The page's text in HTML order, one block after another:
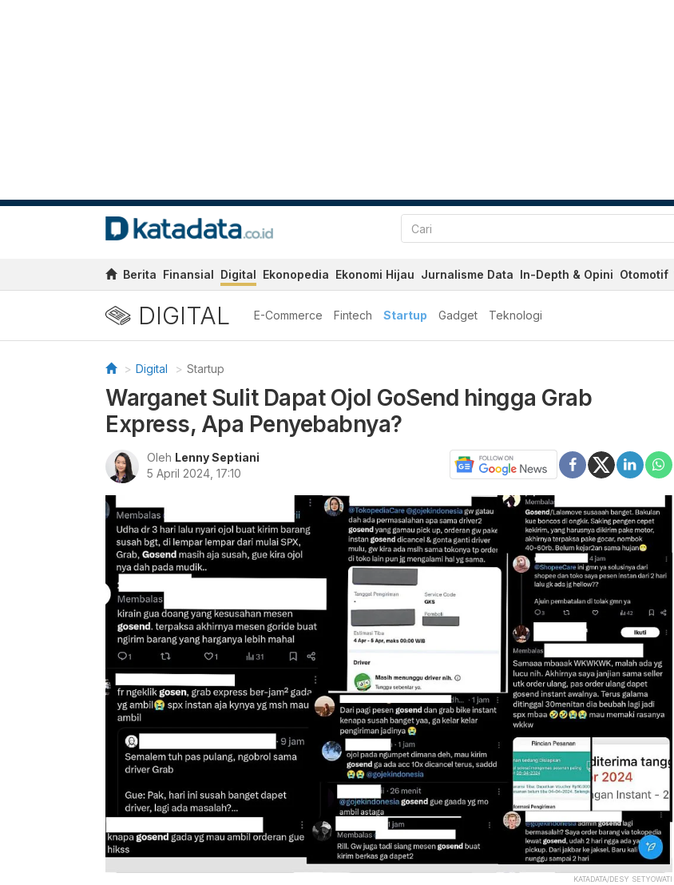
Berita Finansial Digital Ekonopedia Ekonomi Hijau Jurnalisme Data In-Depth & Opini Otomotif
DIGITAL E-Commerce Fintech Startup Gadget Teknologi
Digital Startup
Warganet Sulit Dapat Ojol GoSend hingga Grab
Express, Apa Penyebabnya?
Oleh Lenny Septiani
5 April 2024, 17:10
KATADATA/DESY SETYOWATI